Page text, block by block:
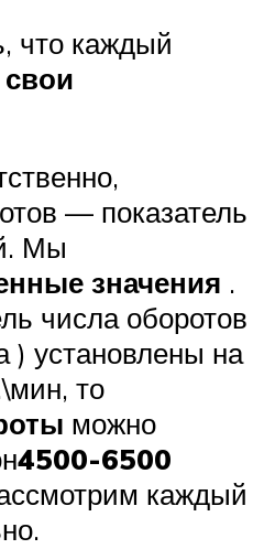
что каждый
свои
— показатель
Мы
значения .
числа оборотов
) установлены на
то
можно
4500-6500
каждый